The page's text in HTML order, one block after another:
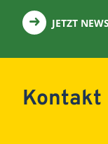
JETZT
Kontakt